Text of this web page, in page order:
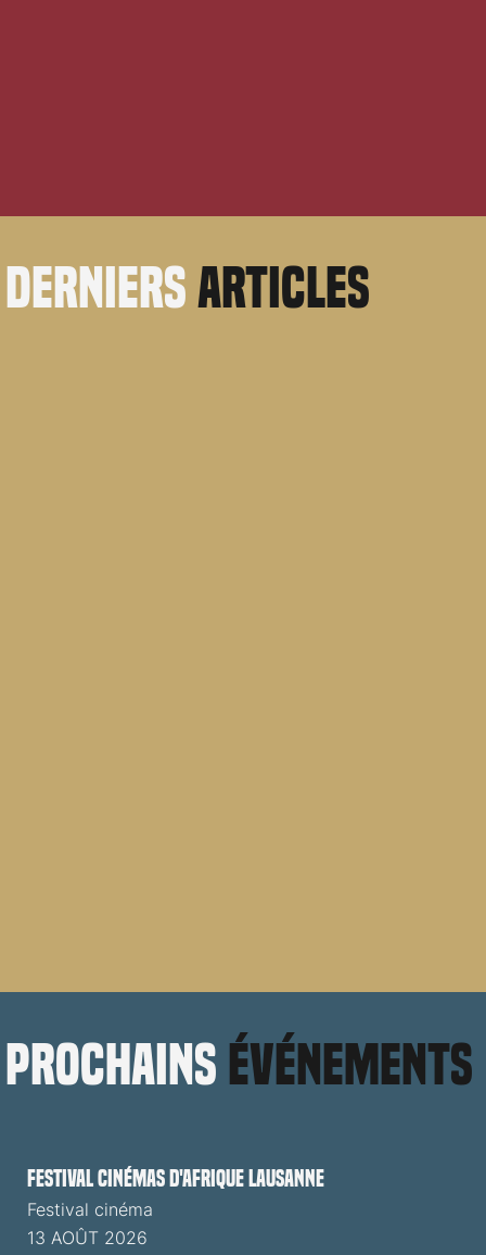
derniersarticles
prochains événements
Festival cinémas d'Afrique Lausanne
Festival cinéma
13 AOÛT 2026